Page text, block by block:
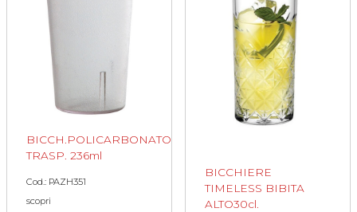
BICCH.POLICARBONATO
TRASP. 236ml
Cod.: PAZH351
scopri
BICCHIERE
TIMELESS BIBITA
ALTO30cl.